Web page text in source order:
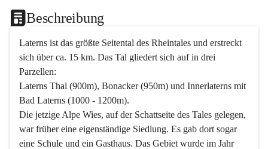
Beschreibung
Laterns ist das größte Seitental des Rheintales und erstreckt
sich über ca. 15 km. Das Tal gliedert sich auf in drei
Parzellen:
Laterns Thal (900m), Bonacker (950m) und Innerlaterns mit
Bad Laterns (1000 - 1200m).
Die jetzige Alpe Wies, auf der Schattseite des Tales gelegen,
war früher eine eigenständige Siedlung. Es gab dort sogar
eine Schule und ein Gasthaus. Das Gebiet wurde im Jahr